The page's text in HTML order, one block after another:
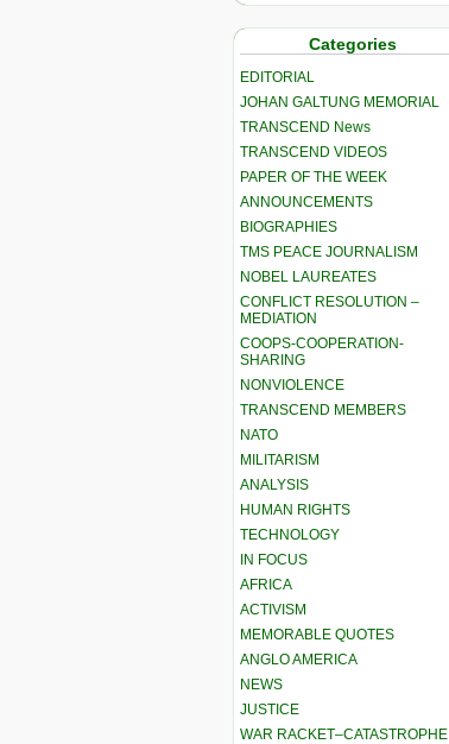
Categories
EDITORIAL
JOHAN GALTUNG MEMORIAL
TRANSCEND News
TRANSCEND VIDEOS
PAPER OF THE WEEK
ANNOUNCEMENTS
BIOGRAPHIES
TMS PEACE JOURNALISM
NOBEL LAUREATES
CONFLICT RESOLUTION –
MEDIATION
COOPS-COOPERATION-
SHARING
NONVIOLENCE
TRANSCEND MEMBERS
NATO
MILITARISM
ANALYSIS
HUMAN RIGHTS
TECHNOLOGY
IN FOCUS
AFRICA
ACTIVISM
MEMORABLE QUOTES
ANGLO AMERICA
NEWS
JUSTICE
WAR RACKET–CATASTROPHE